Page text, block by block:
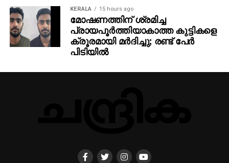
KERALA 15 hours ago
മോഷണത്തിന് ശ്രമിച്ച
പ്രായപൂര്‍ത്തിയാകാത്ത കുട്ടികളെ
ക്രൂരമായി മര്‍ദിച്ചു; രണ്ട് പേര്‍
പിടിയില്‍